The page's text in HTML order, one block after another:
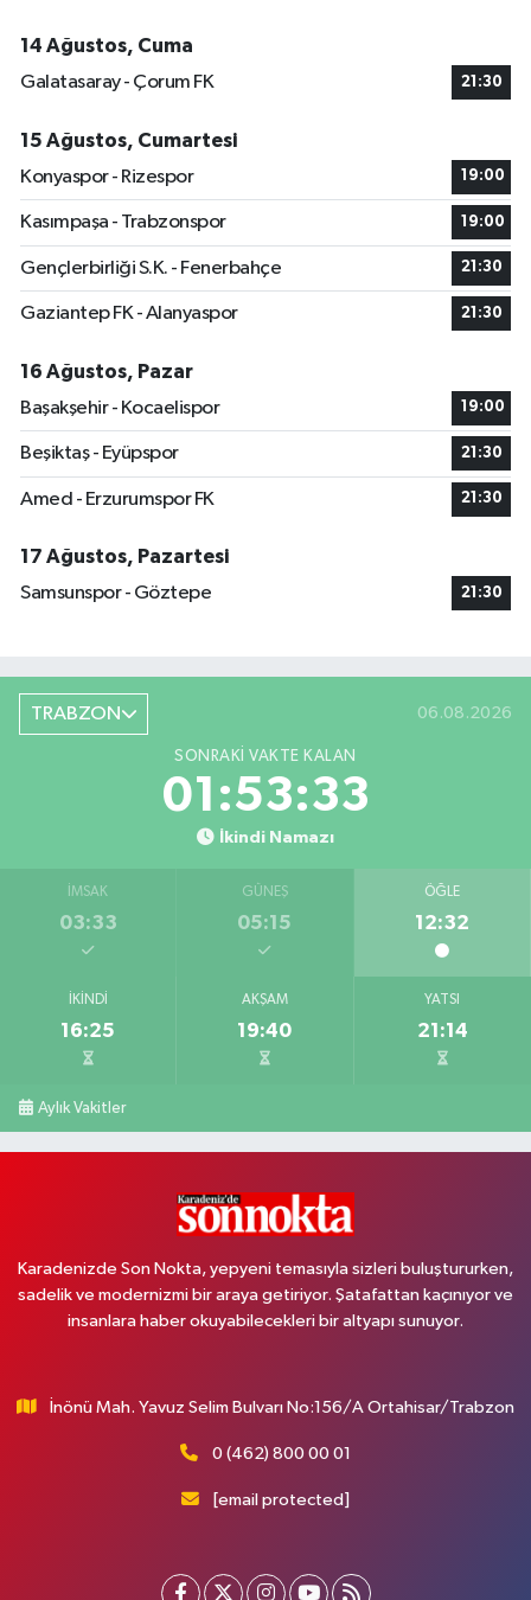
14 Ağustos, Cuma
Galatasaray - Çorum FK
21:30
15 Ağustos, Cumartesi
Konyaspor - Rizespor
19:00
Kasımpaşa - Trabzonspor 19:00
Gençlerbirliği S.K. - Fenerbahçe 21:30
Gaziantep FK - Alanyaspor 21:30
16 Ağustos, Pazar
Başakşehir - Kocaelispor
19:00
Beşiktaş - Eyüpspor 21:30
Amed - Erzurumspor FK 21:30
17 Ağustos, Pazartesi
Samsunspor - Göztepe
21:30
TRABZON 06.08.2026
SONRAKI VAKTE KALAN
01:53:32
İkindi Namazı
İMSAK
03:33
GÜNEŞ
05:15
ÖĞLE
12:32
İKINDI
16:25
AKŞAM
19:40
YATSI
21:14
Aylık Vakitler
Karadenizde Son Nokta, yepyeni temasıyla sizleri buluştururken,
sadelik ve modernizmi bir araya getiriyor. Şatafattan kaçınıyor ve
insanlara haber okuyabilecekleri bir altyapı sunuyor.
İnönü Mah. Yavuz Selim Bulvarı No:156/A Ortahisar/Trabzon
0 (462) 800 00 01
[email protected]